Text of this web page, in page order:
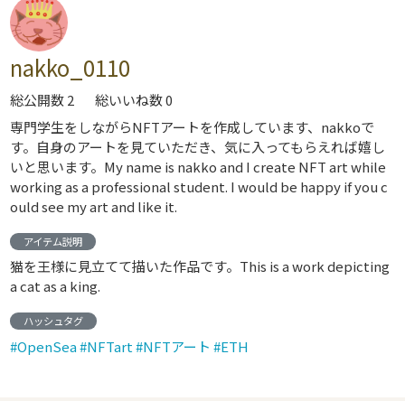
nakko_0110
総公開数 2
総いいね数 0
専門学生をしながらNFTアートを作成しています、nakkoで
す。自身のアートを見ていただき、気に入ってもらえれば嬉し
いと思います。My name is nakko and I create NFT art while
working as a professional student. I would be happy if you c
ould see my art and like it.
アイテム説明
猫を王様に見立てて描いた作品です。This is a work depicting
a cat as a king.
ハッシュタグ
#OpenSea#NFTart #NFTアート #ETH